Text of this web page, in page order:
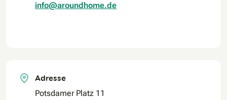
info@aroundhome.de
Adresse
Potsdamer Platz 11